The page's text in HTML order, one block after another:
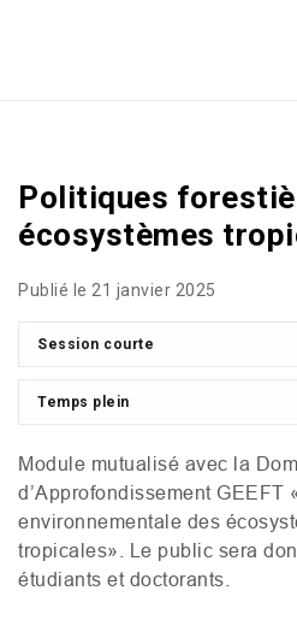
Politiques
écosystèmes
Publié le 21 janvier 2025
Session courte
Temps plein
Module mutualisé avec la
d’Approfondissement GEEFT
environnementale des
tropicales». Le public sera
étudiants et doctorants.